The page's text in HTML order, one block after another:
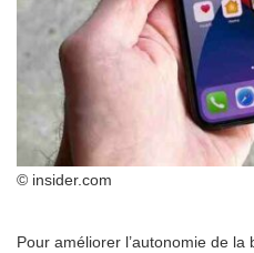
© insider.com
Pour améliorer l’autonomie de